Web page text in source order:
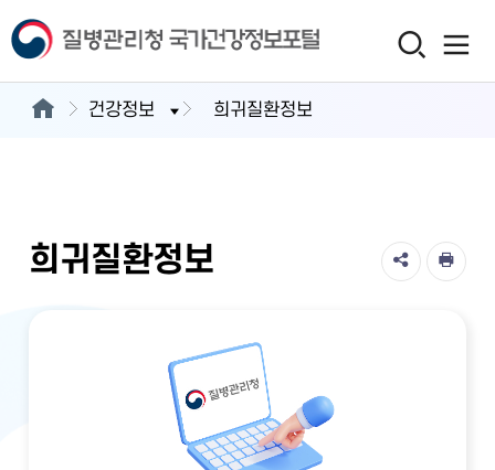
건강정보 희귀질환정보
희귀질환정보